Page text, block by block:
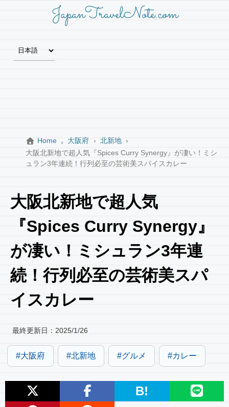
JapanTravelNote.com
Home 大阪府
北新地
大阪北新地で超人気『Spices Curry Synergy』が凄い！ミシ
ュラン3年連続！行列必至の芸術美スパイスカレー
大阪北新地で超人気
『Spices Curry Synergy』
が凄い！ミシュラン3年連
続！行列必至の芸術美スパ
イスカレー
最終更新日： 2025/1/26
大阪府 北新地 グルメ カレー
B!